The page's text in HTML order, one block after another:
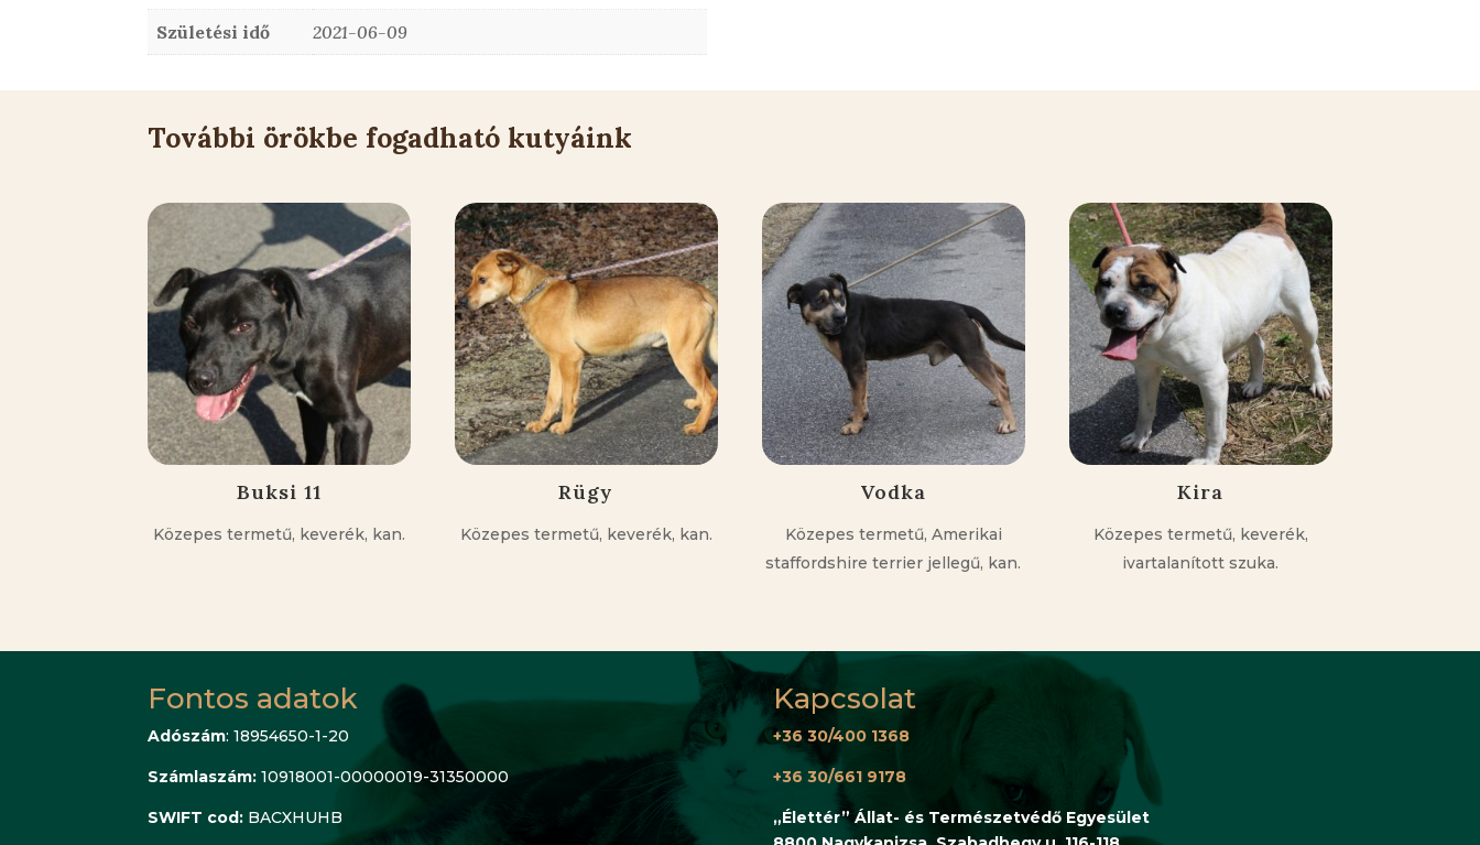
Születési idő 2021-06-09
További örökbe fogadható kutyáink
Buksi 11
Közepes termetű, keverék, kan.
Rügy
Közepes termetű, keverék, kan.
Vodka
Közepes termetű, Amerikai
staffordshire terrier jellegű, kan.
Kira
Közepes termetű, keverék,
ivartalanított szuka.
Fontos adatok
Adószám: 18954650-1-20
Számlaszám:10918001-00000019-31350000
SWIFT cod: BACXHUHB
Kapcsolat
+36 30/400 1368
+36 30/661 9178
„Élettér” Állat- és Természetvédő Egyesület